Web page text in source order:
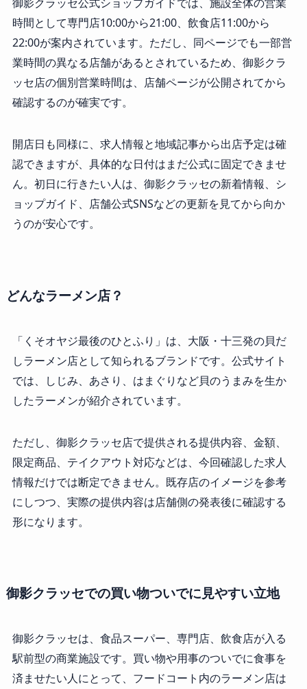
時間として専門店10:00から21:00、飲食店11:00から
22:00が案内されています。ただし、同ページでも一部営
業時間の異なる店舗があるとされているため、御影クラ
ッセ店の個別営業時間は、店舗ページが公開されてから
確認するのが確実です。
開店日も同様に、求人情報と地域記事から出店予定は確
認できますが、具体的な日付はまだ公式に固定できませ
ん。初日に行きたい人は、御影クラッセの新着情報、シ
ョップガイド、店舗公式SNSなどの更新を見てから向か
うのが安心です。
どんなラーメン店？
「くそオヤジ最後のひとふり」は、大阪・十三発の貝だ
しラーメン店として知られるブランドです。公式サイト
では、しじみ、あさり、はまぐりなど貝のうまみを生か
したラーメンが紹介されています。
ただし、御影クラッセ店で提供される提供内容、金額、
限定商品、テイクアウト対応などは、今回確認した求人
情報だけでは断定できません。既存店のイメージを参考
にしつつ、実際の提供内容は店舗側の発表後に確認する
形になります。
御影クラッセでの買い物ついでに見やすい立地
御影クラッセは、食品スーパー、専門店、飲食店が入る
駅前型の商業施設です。買い物や用事のついでに食事を
済ませたい人にとって、フードコート内のラーメン店は